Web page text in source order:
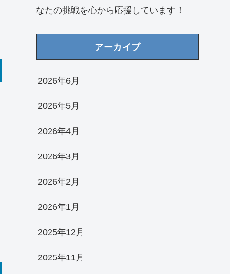
なたの挑戦を心から応援しています！
アーカイブ
2026年6月
2026年5月
2026年4月
2026年3月
2026年2月
2026年1月
2025年12月
2025年11月